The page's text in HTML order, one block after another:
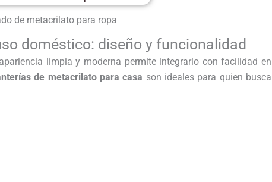
de metacrilato para ropa
doméstico: diseño y funcionalidad
limpia y moderna permite integrarlo con facilidad en
de metacrilato para casa son ideales para quien busca